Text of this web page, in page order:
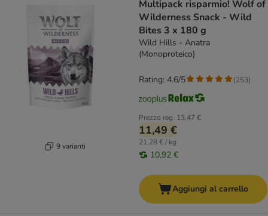
9 varianti
Multipack risparmio! Wolf of
Wilderness Snack - Wild
Bites 3 x 180 g
Wild Hills - Anatra
(Monoproteico)
Prezzo reg. 13,47 €
11,49 €
21,28 € / kg
10,92 €
Rating: 4.6/5 (253)
Aggiungi al carrello